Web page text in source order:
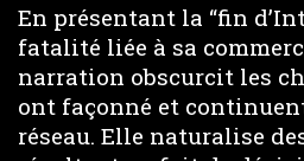
En présentant la “fin
fatalité liée à sa
narration obscurcit les
ont façonné et
réseau. Elle naturalise